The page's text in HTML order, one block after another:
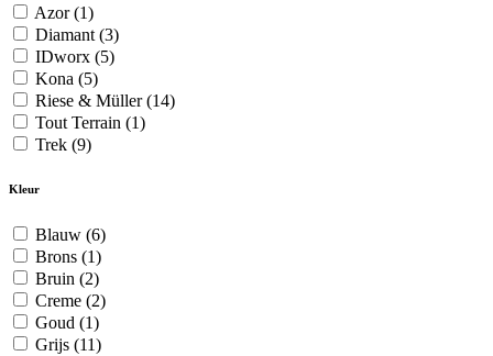
Azor(1)
Diamant (3)
IDworx (5)
Kona (5)
Riese & Müller(14)
Tout Terrain (1)
Trek (9)
Kleur
Blauw (6)
Brons (1)
Bruin (2)
Creme (2)
Goud (1)
Grijs (11)